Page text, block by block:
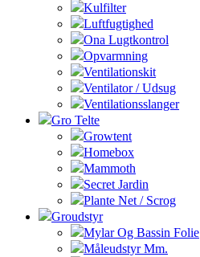
Kulfilter
Luftfugtighed
Ona Lugtkontrol
Opvarmning
Ventilationskit
Ventilator / Udsug
Ventilationsslanger
Gro Telte
Growtent
Homebox
Mammoth
Secret Jardin
Plante Net / Scrog
Groudstyr
Mylar Og Bassin Folie
Måleudstyr Mm.